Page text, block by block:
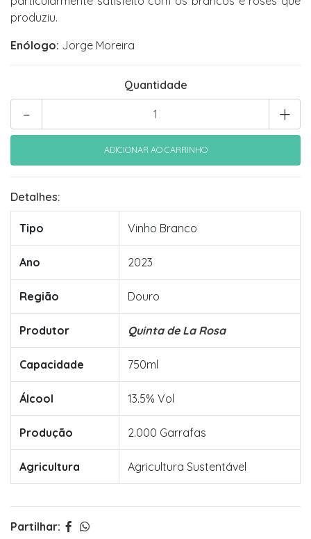
produziu.
Enólogo: Jorge Moreira
Quantidade
+
-
Detalhes:
Tipo Vinho Branco
Ano 2023
Região Douro
Produtor Quinta de La Rosa
Capacidade 750ml
Álcool 13.5% Vol
Produção 2.000 Garrafas
Agricultura Agricultura Sustentável
Partilhar: